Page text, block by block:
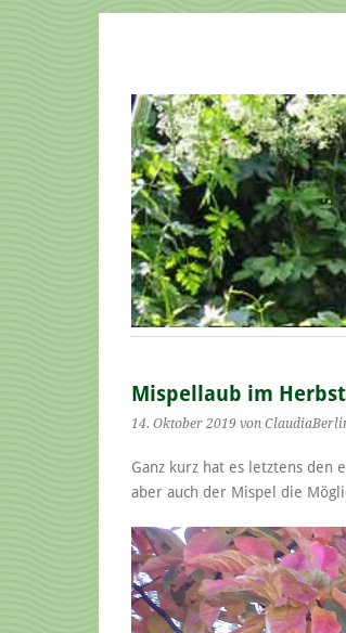
Mispellaub im Herbst
14. Oktober 2019 von
Ganz kurz hat es letztens den
aber auch der Mispel die